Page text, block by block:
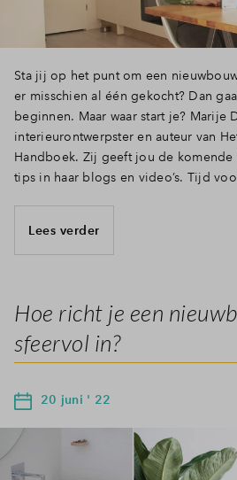
Sta jij op het punt om een
er misschien al één gekocht? Dan
beginnen. Maar waar start je? Marije
interieurontwerpster en auteur van
Handboek. Zij geeft jou de
tips in haar blogs en video’s. Tijd
Lees verder
Hoe richt je een
sfeervol in?
20 juni ' 22